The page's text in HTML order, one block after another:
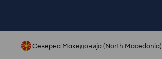
Северна Македонија (North Macedonia)